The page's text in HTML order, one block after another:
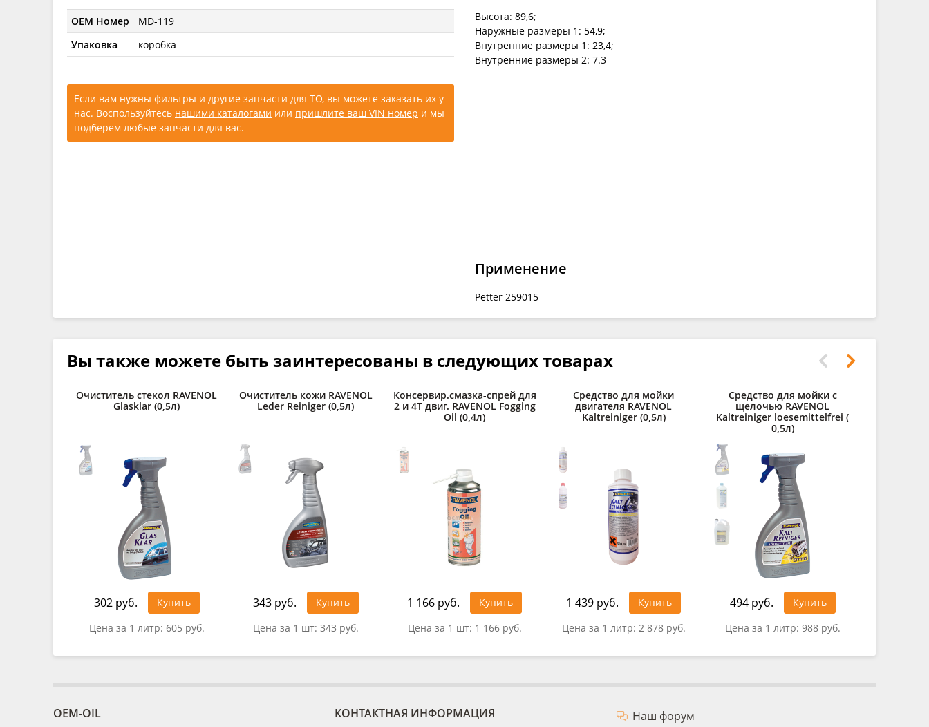
OEM Номер
MD-119
Упаковка
коробка
Если вам нужны фильтры и другие запчасти для ТО, вы можете заказать их у
нас. Воспользуйтесь нашими каталогами или пришлите ваш VIN номер и мы
подберем любые запчасти для вас.
Высота: 89,6;
Наружные размеры 1: 54,9;
Внутренние размеры 1: 23,4;
Внутренние размеры 2: 7.3
Применение
Petter 259015
Вы также можете быть заинтересованы в следующих товарах
Очиститель стекол RAVENOL
Glasklar (0,5л)
302 руб.
Купить
Цена за 1 литр: 605 руб.
Очиститель кожи RAVENOL
Leder Reiniger (0,5л)
343 руб.
Купить
Цена за 1 шт: 343 руб.
Консервир.смазка-спрей для
2 и 4Т двиг. RAVENOL Fogging
Oil (0,4л)
1 166 руб.
Купить
Цена за 1 шт: 1 166 руб.
Средство для мойки
двигателя RAVENOL
Kaltreiniger (0,5л)
1 439 руб.
Купить
Цена за 1 литр: 2 878 руб.
Средство для мойки с
щелочью RAVENOL
Kaltreiniger loesemittelfrei (
0,5л)
494 руб.
Купить
Цена за 1 литр: 988 руб.
OEM-OIL КОНТАКТНАЯ ИНФОРМАЦИЯ Наш форум